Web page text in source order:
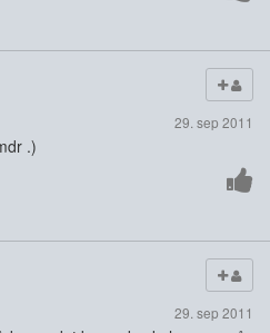
29. sep 2011
.)
29. sep 2011